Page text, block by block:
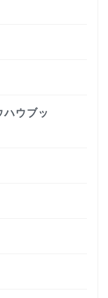
ウブッ